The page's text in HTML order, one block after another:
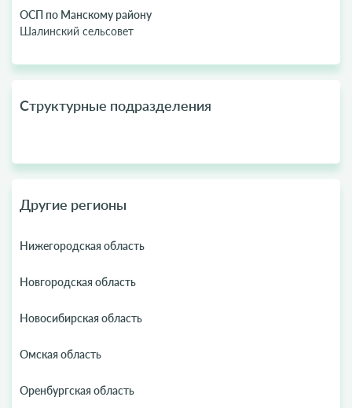
ОСП по Манскому району
Шалинский сельсовет
Структурные подразделения
Другие регионы
Нижегородская область
Новгородская область
Новосибирская область
Омская область
Оренбургская область